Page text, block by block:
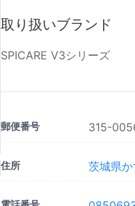
取り扱いブランド
SPICARE V3シリーズ
郵便番号 315-
住所 茨城県